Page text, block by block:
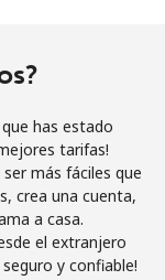
de acuerdo con
has estado
tarifas!
más fáciles que
crea una cuenta,
a casa.
el extranjero
y confiable!